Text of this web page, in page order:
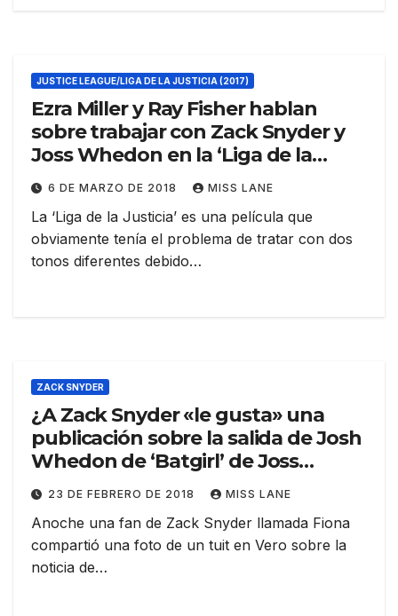
JUSTICE LEAGUE/LIGA DE LA JUSTICIA (2017)
Ezra Miller y Ray Fisher hablan
sobre trabajar con Zack Snyder y
Joss Whedon en la ‘Liga de la
Justicia’
6 DE MARZO DE 2018 MISS LANE
La ‘Liga de la Justicia’ es una película que
obviamente tenía el problema de tratar con dos
tonos diferentes debido…
ZACK SNYDER
¿A Zack Snyder «le gusta» una
publicación sobre la salida de Josh
Whedon de ‘Batgirl’ de Joss
Whedon?
23 DE FEBRERO DE 2018 MISS LANE
Anoche una fan de Zack Snyder llamada Fiona
compartió una foto de un tuit en Vero sobre la
noticia de…